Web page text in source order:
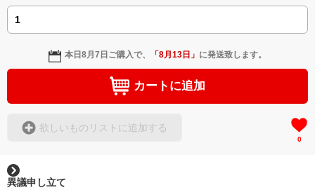
本日8月7日 ご購入で、 「8月13日 」 に発送致します。
カートに追加
欲しいものリストに追加する
0
異議申し立て